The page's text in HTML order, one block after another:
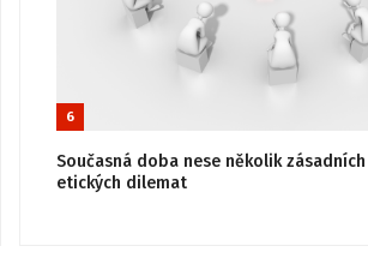
6
Současná doba nese několik
etických dilemat